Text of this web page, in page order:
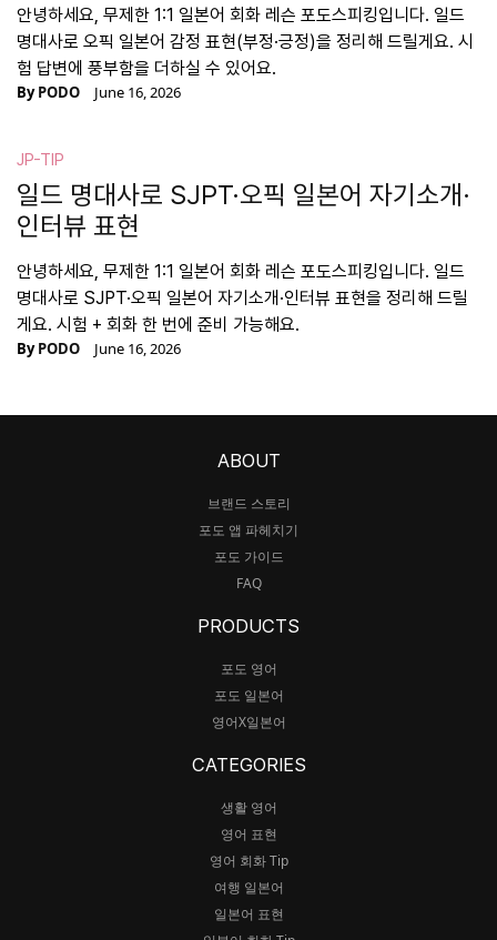
안녕하세요, 무제한 1:1 일본어 회화 레슨 포도스피킹입니다. 일드
명대사로 오픽 일본어 감정 표현(부정·긍정)을 정리해 드릴게요. 시
험 답변에 풍부함을 더하실 수 있어요.
ByPODO June 16, 2026
JP-TIP
일드 명대사로 SJPT·오픽 일본어 자기소개·
인터뷰 표현
안녕하세요, 무제한 1:1 일본어 회화 레슨 포도스피킹입니다. 일드
명대사로 SJPT·오픽 일본어 자기소개·인터뷰 표현을 정리해 드릴
게요. 시험 + 회화 한 번에 준비 가능해요.
ByPODO June 16, 2026
ABOUT
브랜드 스토리
포도 앱 파헤치기
포도 가이드
FAQ
PRODUCTS
포도 영어
포도 일본어
영어X일본어
CATEGORIES
생활 영어
영어 표현
영어 회화 Tip
여행 일본어
일본어 표현